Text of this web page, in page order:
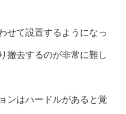
せて設置するようになっ
撤去するのが非常に難し
ンはハードルがあると覚